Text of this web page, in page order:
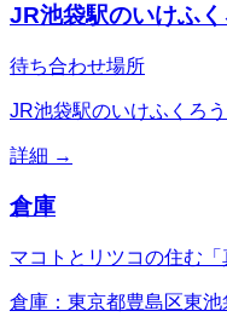
JR池袋駅のいけふく
待ち合わせ場所
JR池袋駅のいけふくろ
詳細 →
倉庫
マコトとリツコの住む「
倉庫：東京都豊島区東池